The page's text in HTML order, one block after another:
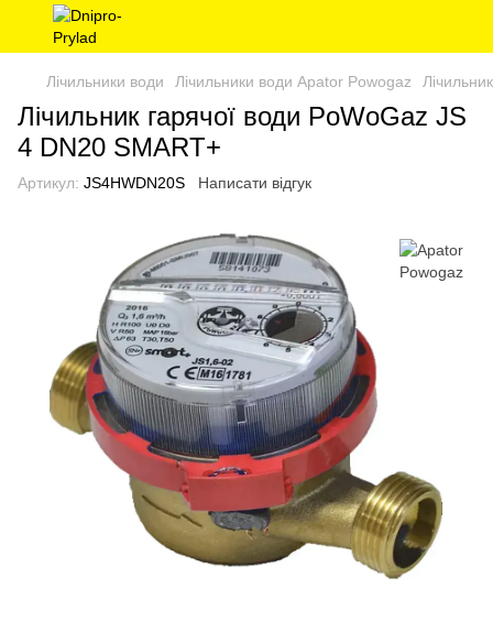
Лічильники води Лічильники води Apator Powogaz
Лічильник гарячої води PoWoGaz JS
4 DN20 SMART+
Артикул: JS4HWDN20S Написати відгук